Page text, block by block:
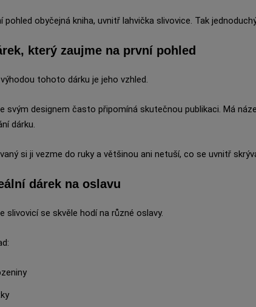
pohled obyčejná kniha, uvnitř lahvička slivovice. Tak
který zaujme na první pohled
tohoto dárku je jeho vzhled.
svým designem často připomíná skutečnou publikaci. Má
dárku.
si ji vezme do ruky a většinou ani netuší, co se uvnitř
dárek na oslavu
slivovicí se skvěle hodí na různé oslavy.